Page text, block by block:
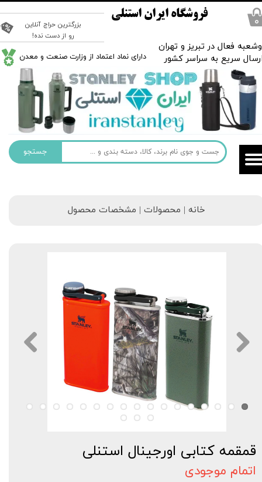
جستجو
بزرگترین حراج آنلاین
رو از دست نده!
۰
​دارای نماد اعتماد از وزارت صنعت و معدن
فروشگاه ایران استنلی
فعال در تبریز و تهران
سریع به سراسر کشور
خانه | محصولات | مشخصات محصول
قمقمه کتابی اورجینال استنلی
اتمام موجودی